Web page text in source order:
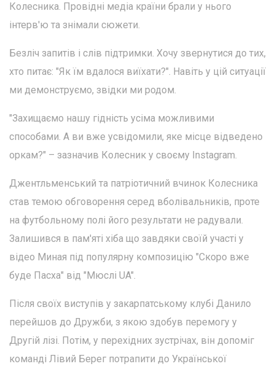
Колесника. Провідні медіа країни брали у нього
інтерв'ю та знімали сюжети.
Безліч запитів і слів підтримки. Хочу звернутися до тих,
хто питає: "Як їм вдалося виїхати?". Навіть у цій ситуації
ми демонструємо, звідки ми родом.
"Захищаємо нашу гідність усіма можливими
способами. А ви вже усвідомили, яке місце відведено
оркам?" – зазначив Колесник у своєму Instagram.
Джентльменський та патріотичний вчинок Колесника
став темою обговорення серед вболівальників, проте
на футбольному полі його результати не радували.
Залишився в пам'яті хіба що завдяки своїй участі у
відео Миная під популярну композицію "Скоро вже
буде Пасха" від "Мюслі UA".
Після своїх виступів у закарпатському клубі Данило
перейшов до Дружби, з якою здобув перемогу у
Другій лізі. Потім, у перехідних зустрічах, він допоміг
команді Лівий Берег потрапити до Української